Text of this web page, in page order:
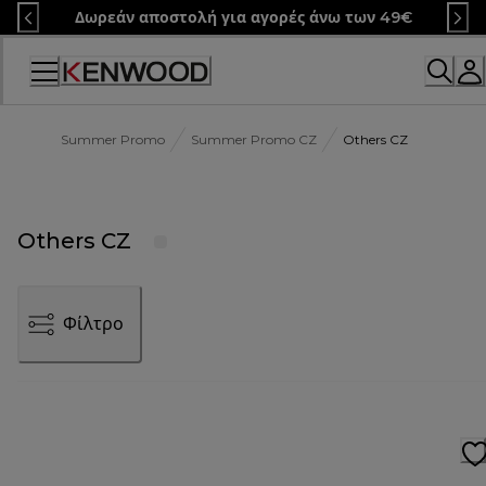
Skip
to
Content
Δωρεάν αποστολή για αγορές άνω των 49€
Summer Promo Summer Promo CZ Others CZ
Others CZ
Φίλτρο